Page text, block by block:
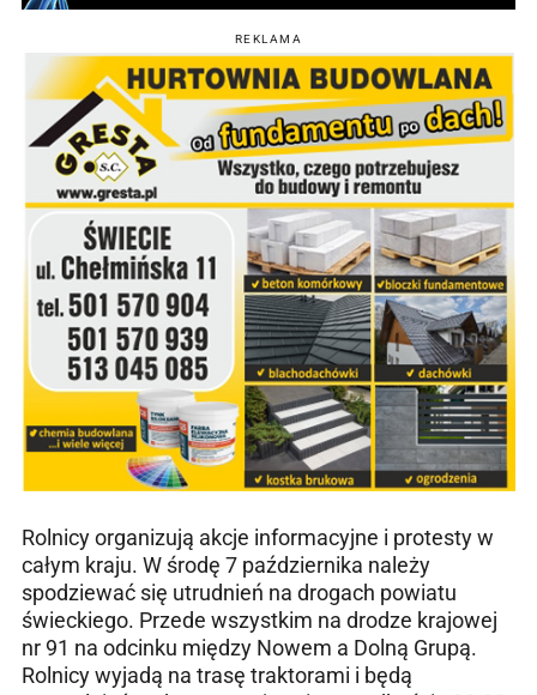
REKLAMA
Rolnicy organizują akcje informacyjne i protesty w
całym kraju. W środę 7 października należy
spodziewać się utrudnień na drogach powiatu
świeckiego. Przede wszystkim na drodze krajowej
nr 91 na odcinku między Nowem a Dolną Grupą.
Rolnicy wyjadą na trasę traktorami i będą